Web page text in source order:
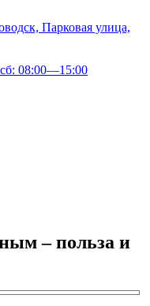
Парковая улица,
08:00—15:00
– польза и